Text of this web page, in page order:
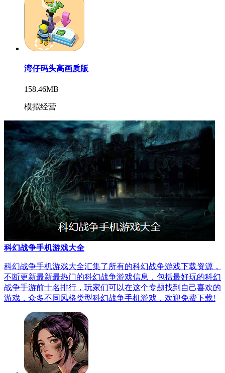
湾仔码头高画质版
158.46MB
模拟经营
科幻战争手机游戏大全
科幻战争手机游戏大全汇集了所有的科幻战争游戏下载资源，
不断更新最新最热门的科幻战争游戏信息，包括最好玩的科幻
战争手游前十名排行，玩家们可以在这个专题找到自己喜欢的
游戏，众多不同风格类型科幻战争手机游戏，欢迎免费下载!